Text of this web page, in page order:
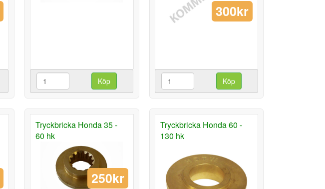
Köp
300kr
Köp
Tryckbricka Honda 35 -
60 hk
250kr
Tryckbricka Honda 60 -
130 hk